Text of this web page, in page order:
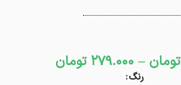
تومان –
279.000 تومان
رنگ